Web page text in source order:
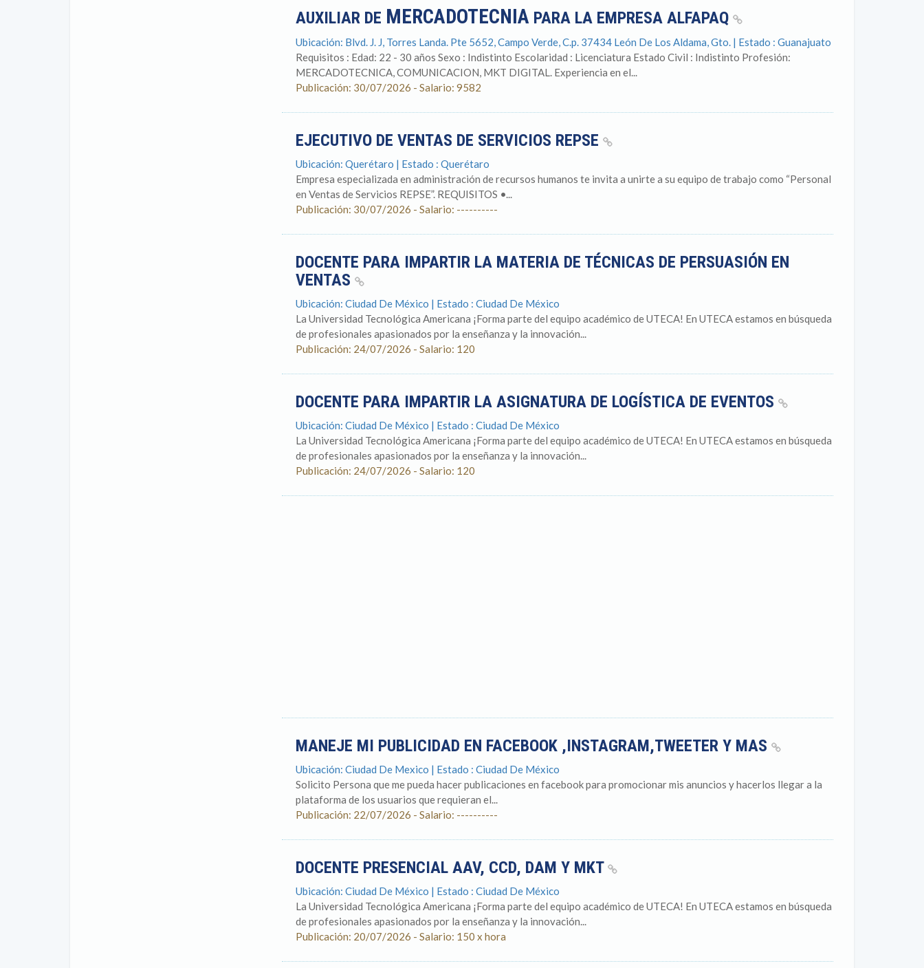
AUXILIAR DE MERCADOTECNIA PARA LA EMPRESA ALFAPAQ
Ubicación: Blvd. J. J, Torres Landa. Pte 5652, Campo Verde, C.p. 37434 León De Los Aldama, Gto. | Estado : Guanajuato
Requisitos : Edad: 22 - 30 años Sexo : Indistinto Escolaridad : Licenciatura Estado Civil : Indistinto Profesión:
MERCADOTECNICA, COMUNICACION, MKT DIGITAL. Experiencia en el...
Publicación: 30/07/2026 - Salario: 9582
EJECUTIVO DE VENTAS DE SERVICIOS REPSE
Ubicación: Querétaro | Estado : Querétaro
Empresa especializada en administración de recursos humanos te invita a unirte a su equipo de trabajo como “Personal
en Ventas de Servicios REPSE”. REQUISITOS •...
Publicación: 30/07/2026 - Salario: ----------
DOCENTE PARA IMPARTIR LA MATERIA DE TÉCNICAS DE PERSUASIÓN EN
VENTAS
Ubicación: Ciudad De México | Estado : Ciudad De México
La Universidad Tecnológica Americana ¡Forma parte del equipo académico de UTECA! En UTECA estamos en búsqueda
de profesionales apasionados por la enseñanza y la innovación...
Publicación: 24/07/2026 - Salario: 120
DOCENTE PARA IMPARTIR LA ASIGNATURA DE LOGÍSTICA DE EVENTOS
Ubicación: Ciudad De México | Estado : Ciudad De México
La Universidad Tecnológica Americana ¡Forma parte del equipo académico de UTECA! En UTECA estamos en búsqueda
de profesionales apasionados por la enseñanza y la innovación...
Publicación: 24/07/2026 - Salario: 120
MANEJE MI PUBLICIDAD EN FACEBOOK ,INSTAGRAM,TWEETER Y MAS
Ubicación: Ciudad De Mexico | Estado : Ciudad De México
Solicito Persona que me pueda hacer publicaciones en facebook para promocionar mis anuncios y hacerlos llegar a la
plataforma de los usuarios que requieran el...
Publicación: 22/07/2026 - Salario: ----------
DOCENTE PRESENCIAL AAV, CCD, DAM Y MKT
Ubicación: Ciudad De México | Estado : Ciudad De México
La Universidad Tecnológica Americana ¡Forma parte del equipo académico de UTECA! En UTECA estamos en búsqueda
de profesionales apasionados por la enseñanza y la innovación...
Publicación: 20/07/2026 - Salario: 150 x hora